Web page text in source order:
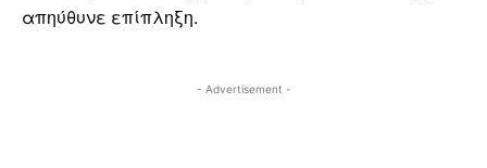
απηύθυνε επίπληξη.
- Advertisement -